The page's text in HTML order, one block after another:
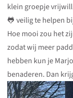
klein groepje
🐸 veilig te helpen
Hoe mooi zou het
zodat wij meer
hebben kun je
benaderen. Dan